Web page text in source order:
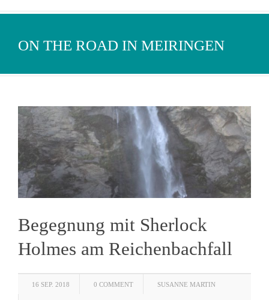
ON THE ROAD IN MEIRINGEN
Begegnung mit Sherlock
Holmes am Reichenbachfall
16 SEP. 2018 0 COMMENT SUSANNE MARTIN